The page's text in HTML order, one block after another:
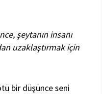
şeytanın insanı
uzaklaştırmak için
bir düşünce seni